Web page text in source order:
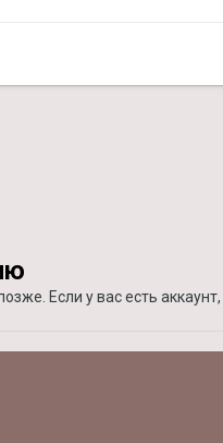
Если у вас есть аккаунт,